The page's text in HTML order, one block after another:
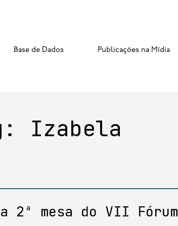
Base de Dados Publicações na Mídia
Izabela
mesa do VII Fórum